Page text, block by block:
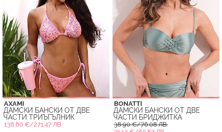
AXAMI
ДАМСКИ БАНСКИ ОТ ДВЕ
ЧАСТИ ТРИЪГЪЛНИК
138.80 €/271.47 ЛВ.
BONATTI
ДАМСКИ БАНСКИ ОТ ДВЕ
ЧАСТИ БРИДЖИТКА
38.90 €/76.08 ЛВ.